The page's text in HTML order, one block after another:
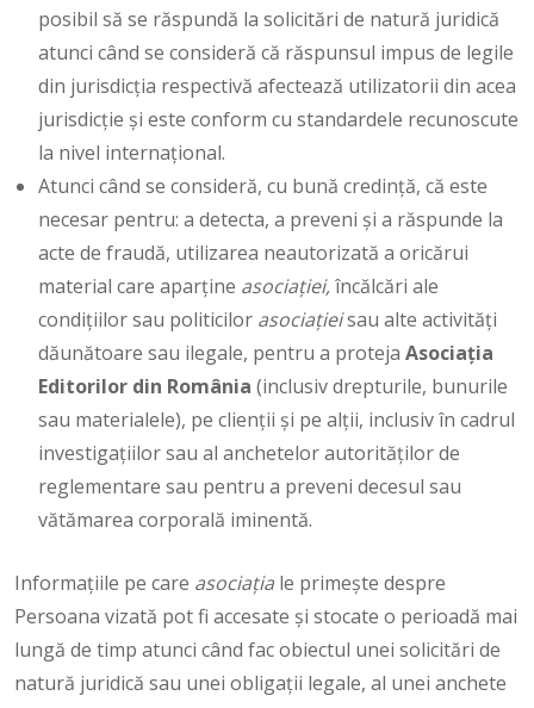
posibil să se răspundă la solicitări de natură juridică
atunci când se consideră că răspunsul impus de legile
din jurisdicția respectivă afectează utilizatorii din acea
jurisdicție și este conform cu standardele recunoscute
la nivel internațional.
Atunci când se consideră, cu bună credință, că este
necesar pentru: a detecta, a preveni și a răspunde la
acte de fraudă, utilizarea neautorizată a oricărui
material care aparține asociației,încălcări ale
condițiilor sau politicilor asociațieisau alte activități
dăunătoare sau ilegale, pentru a proteja Asociaţia
Editorilor din România (inclusiv drepturile, bunurile
sau materialele), pe clienții și pe alții, inclusiv în cadrul
investigațiilor sau al anchetelor autorităților de
reglementare sau pentru a preveni decesul sau
vătămarea corporală iminentă.
Informațiile pe care asociația le primește despre
Persoana vizată pot fi accesate și stocate o perioadă mai
lungă de timp atunci când fac obiectul unei solicitări de
natură juridică sau unei obligații legale, al unei anchete